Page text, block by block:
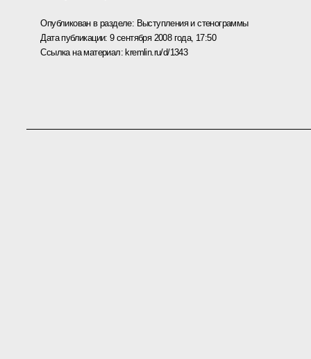
Опубликован в разделе: Выступления и стенограммы
Дата публикации:9 сентября 2008 года, 17:50
Ссылка на материал:kremlin.ru/d/1343